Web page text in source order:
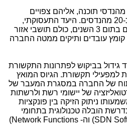
למרכז החדש כבר גויסו כ-30 מהנדסי תוכנה, אליהם צפויים
להצטרף עד סוף השנה עוד כ-20 מהנדסים. היעד התעסוקתי,
שהציבה רד, הוא 90 מהנדסים בתום 3 השנים, כולם תושבי אזור
עובדים ותיקים ממטה החברה
גידול בביקוש לפתרונות התקשורת
למפעילי תקשורת. הגיוס המואץ
של החברה במסגרת המעבר של
של יישומי רשת ולרשתות
ניתוק הזיקה בין פונקציות
הובלה טכנולוגית בתחומי
SDN) וה- (Network Functions